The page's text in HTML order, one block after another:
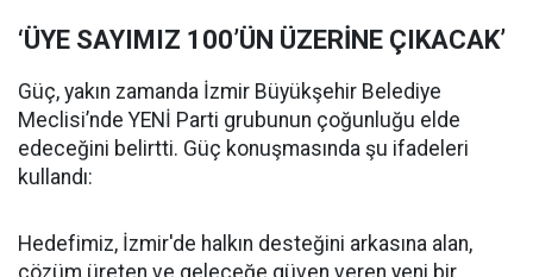
‘ÜYE SAYIMIZ 100’ÜN ÜZERİNE ÇIKACAK’
Güç, yakın zamanda İzmir Büyükşehir Belediye
Meclisi’nde YENİ Parti grubunun çoğunluğu elde
edeceğini belirtti. Güç konuşmasında şu ifadeleri
kullandı:
Hedefimiz, İzmir'de halkın desteğini arkasına alan,